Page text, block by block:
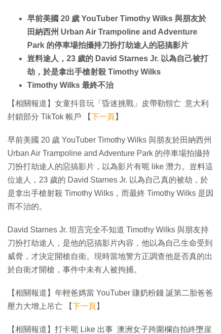
早前美國 20 歲 YouTuber Timothy Wilks 與朋友於
田納西州 Urban Air Trampoline and Adventure
Park 的停車場拍攝持刀扮打劫途人的惡搞影片
豈料途人，23 歲的 David Starnes Jr. 以為自己被打
劫，於是拿出手槍射殺 Timothy Wilks
Timothy Wilks 最終不治
【相關報道】女童抖音玩「昏迷挑戰」皮帶勒頸亡 意大利
封鎖部分 TikTok 帳戶 【下一頁】
早前美國 20 歲 YouTuber Timothy Wilks 與朋友於田納西州
Urban Air Trampoline and Adventure Park 的停車場拍攝持
刀扮打劫途人的惡搞影片，以為影片有呃 like 潛力。豈料這
位途人，23 歲的 David Starnes Jr. 以為自己真的被劫，於
是拿出手槍射殺 Timothy Wilks，而最終 Timothy Wilks 是因
而不治的。
David Starnes Jr. 坦言完全不知道 Timothy Wilks 與朋友持
刀扮打劫途人，是他的惡搞影片內容，他以為自己生命受到
威脅，才決定開槍自衛。現時當地警方正調查他是否真的出
於自衛才開槍，事件中未有人被拘捕。
【相關報道】年輕爸媽當 YouTuber 賺奶粉錢 誕第二胎爸爸
壓力大增上吊亡 【下一頁】
【相關報道】打卡呃 Like 出事 澳洲女子跨圍欄自拍終墮崖